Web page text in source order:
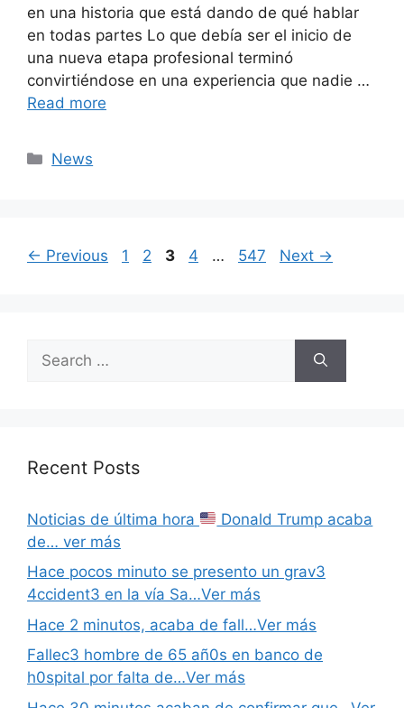
en una historia que está dando de qué hablar
en todas partes Lo que debía ser el inicio de
una nueva etapa profesional terminó
convirtiéndose en una experiencia que nadie …
Read more
Categories
News
← Previous Page
1 Page
2 Page
3 Page
4 … Page
547 Next →
for:
Recent Posts
Noticias de última hora
Donald Trump acaba
de… ver más
Hace pocos minuto se presento un grav3
4ccident3 en la vía Sa…Ver más
Hace 2 minutos, acaba de fall…Ver más
Fallec3 hombre de 65 añ0s en banco de
h0spital por falta de…Ver más